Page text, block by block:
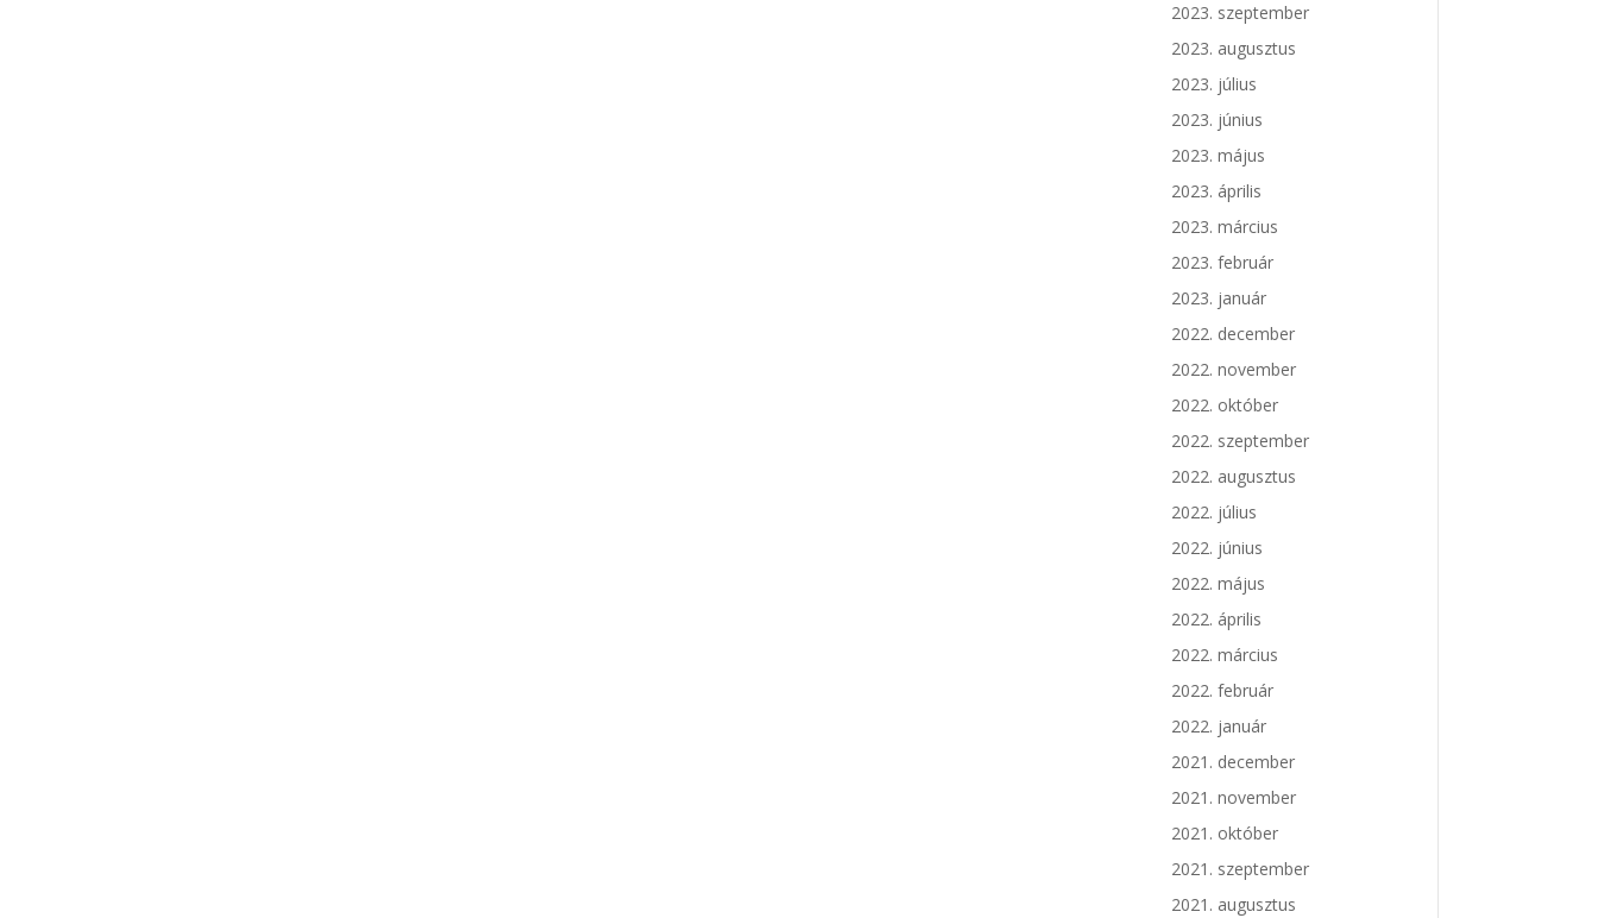
2023. szeptember
2023. augusztus
2023. július
2023. június
2023. május
2023. április
2023. március
2023. február
2023. január
2022. december
2022. november
2022. október
2022. szeptember
2022. augusztus
2022. július
2022. június
2022. május
2022. április
2022. március
2022. február
2022. január
2021. december
2021. november
2021. október
2021. szeptember
2021. augusztus